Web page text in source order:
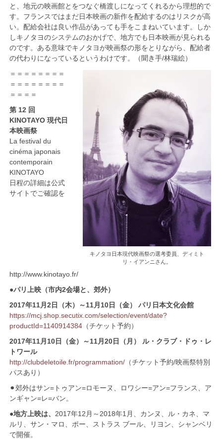
と、地元の映画館とをつなぐ橋渡しになってくれるから理想的で
す。フランスではまだ日本映画の新作を配給するのはリスクが高
い。配給会社は良い作品があっても手をこまねいています。しか
しキノタヨのシステムのおかげで、地方でも日本映画が見られる
のです。ある意味でキノタヨが映画祭の形をとりながら、配給者
の代わりになっているというわけです。（聞き手/林瑞絵）
キノタヨ日本現代映画祭の選考委員、ディミト
リ・イアンニさん。
＝＝＝＝＝＝＝＝
＝＝＝＝＝＝＝＝
＝＝＝＝
第 12 回
KINOTAYO 現代日
本映画祭
La festival du
cinéma japonais
contemporain
KINOTAYO
日程の詳細は公式
サイトでご確認を
http://www.kinotayo.fr/
●パリ上映（市内2会場と、郊外）
2017年11月2日（木）～11月10日（金） パリ日本文化会館
https://mcj.shop.secutix.com/selection/event/date?
productId=1140914384（チケット予約）
2017年11月10日（金）～11月20日（月） ル・クラブ・ドゥ・レ
トワール
http://clubdeletoile.fr/programmation/（チケット予約/映画祭特別
パスあり）
⚫︎郊外はサン=トゥアン=ロモーヌ、ロワシー=アン=フランス、ア
ンギャン=レ=バン。
●地方上映は、 2017年12月～2018年1月、カンヌ、ル・カネ、マ
ルリ、サン・マロ、ポー、ストラス ブール、リヨン、シャンベリ
で開催。